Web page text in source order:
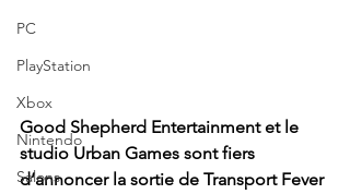
PC
PlayStation
Xbox
Nintendo
Salons
Good Shepherd Entertainment et le
studio Urban Games sont fiers
d’annoncer la sortie de Transport Fever